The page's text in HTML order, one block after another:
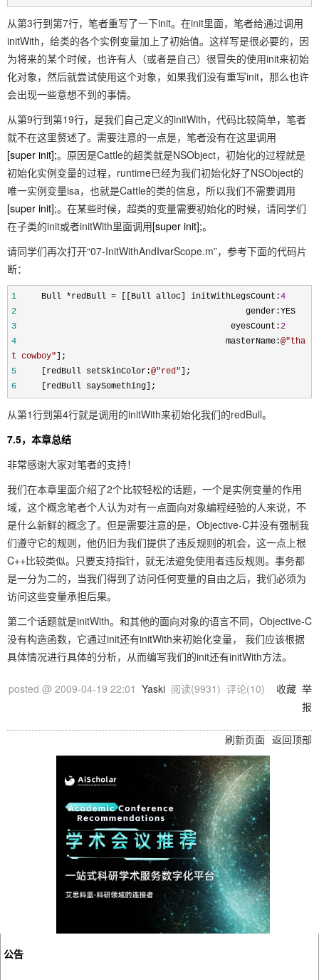
从第3行到第7行，笔者重写了一下init。在init里面，笔者给通过调用
initWith，给类的各个实例变量加上了初始值。这样写是很必要的，因
为将来的某个时候，也许有人（或者是自己）很冒失的使用init来初始
化对象，然后就尝试使用这个对象，如果我们没有重写init，那么也许
会出现一些意想不到的事情。
从第9行到第19行，是我们自己定义的initWith，代码比较简单，笔者
就不在这里赘述了。需要注意的一点是，笔者没有在这里调用
[super init];。原因是Cattle的超类就是NSObject，初始化的过程就是
初始化实例变量的过程，runtime已经为我们初始化好了NSObject的
唯一实例变量isa，也就是Cattle的类的信息，所以我们不需要调用
[super init];。在某些时候，超类的变量需要初始化的时候，请同学们
在子类的init或者initWith里面调用[super init];。
请同学们再次打开“07-InitWithAndIvarScope.m”，参考下面的代码片
断：
1 Bull *redBull = [[Bull alloc] initWithLegsCount:4
2
gender:YES
3
eyesCount:2
4
masterName:@"tha
t cowboy"];
5
[redBull setSkinColor:@"red"];
6
[redBull saySomething];
从第1行到第4行就是调用的initWith来初始化我们的redBull。
7.5，本章总结
非常感谢大家对笔者的支持！
我们在本章里面介绍了2个比较轻松的话题，一个是实例变量的作用
域，这个概念笔者个人认为对有一点面向对象编程经验的人来说，不
是什么新鲜的概念了。但是需要注意的是，Objective-C并没有强制我
们遵守它的规则，他仍旧为我们提供了违反规则的机会，这一点上根
C++比较类似。只要支持指针，就无法避免使用者违反规则。事务都
是一分为二的，当我们得到了访问任何变量的自由之后，我们必须为
访问这些变量承担后果。
第二个话题就是initWith。和其他的面向对象的语言不同，Objective-C
没有构造函数，它通过init还有initWith来初始化变量， 我们应该根据
具体情况进行具体的分析，从而编写我们的init还有initWith方法。
posted @ 2009-04-19 22:01 Yaski 阅读(9931) 评论(10) 收藏 举
报
刷新页面 返回顶部
公告